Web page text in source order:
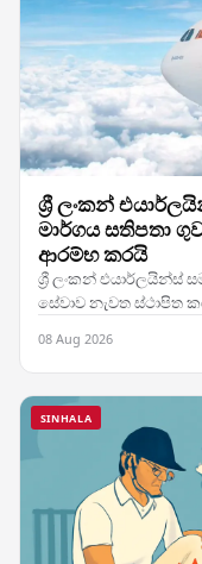
ශ්‍රී ලංකන්
මාර්ගය සතිපතා
ආරම්භ කරයි
ශ්‍රී ලංකන් එයාර්ලයින්ස්
සේවාව නැවත ස්ථාපිත
08 Aug 2026
SINHALA